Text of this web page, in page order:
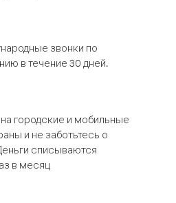
звонки по
в течение 30 дней.
городские и мобильные
и не заботьтесь о
списываются
в месяц